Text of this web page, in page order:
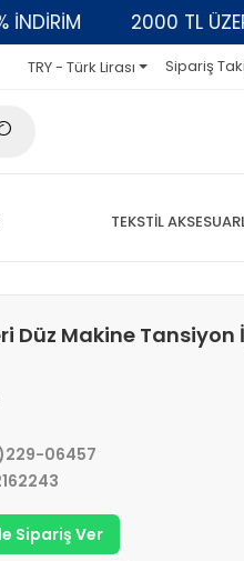
2000 TL ÜZERİ
TRY - Türk Lirası Sipariş
TEKSTİL
Düz Makine
06457
Sipariş Ver